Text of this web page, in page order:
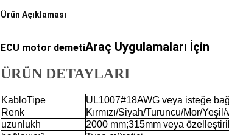
Ürün Açıklaması
ECU motor demetiAraç Uygulamaları İçin
ÜRÜN DETAYLARI
KabloTipe
UL1007#18AWG veya isteğe
Renk
Kırmızı/Siyah/Turuncu/Mor/
uzunlukh 2000 mm;315mm veya